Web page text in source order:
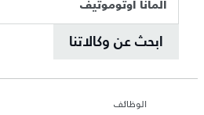
المانا أوتوموتيف
ابحث عن وكالاتنا
الوظائف